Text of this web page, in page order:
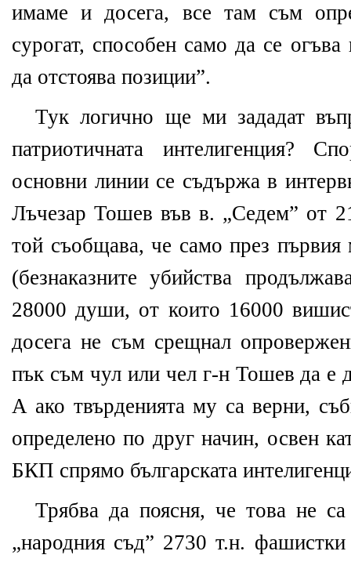
имаме и досега, все там съм
сурогат, способен само да се
да отстоява позиции”.
Тук логично ще ми зададат
патриотичната интелигенция?
основни линии се съдържа в
Лъчезар Тошев във в. „Седем” от
той съобщава, че само през първия
(безнаказните убийства
28000 души, от които 16000
досега не съм срещнал
пък съм чул или чел г-н Тошев да е
А ако твърденията му са верни,
определено по друг начин, освен
БКП спрямо българската
Трябва да поясня, че това не
„народния съд” 2730 т.н.